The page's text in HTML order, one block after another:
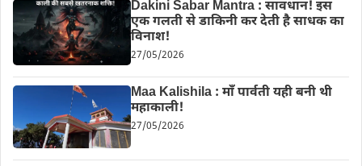
Dakini Sabar Mantra : सावधान! इस
एक गलती से डाकिनी कर देती है साधक का
विनाश!
27/05/2026
Maa Kalishila : माँ पार्वती यही बनी थी
महाकाली!
27/05/2026